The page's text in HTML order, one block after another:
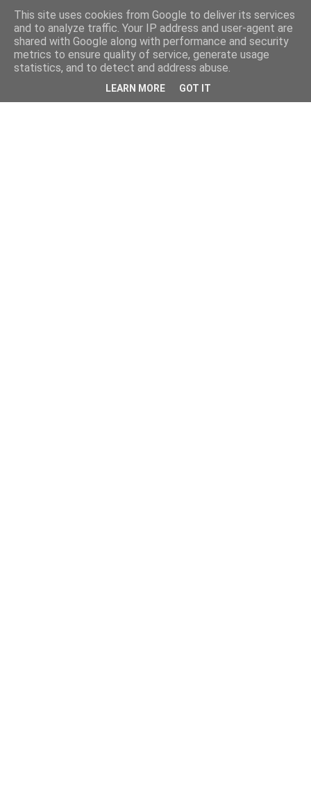
This site uses cookies from Google to deliver its services
and to analyze traffic. Your IP address and user-agent are
shared with Google along with performance and security
metrics to ensure quality of service, generate usage
statistics, and to detect and address abuse.
LEARN MORE GOT IT